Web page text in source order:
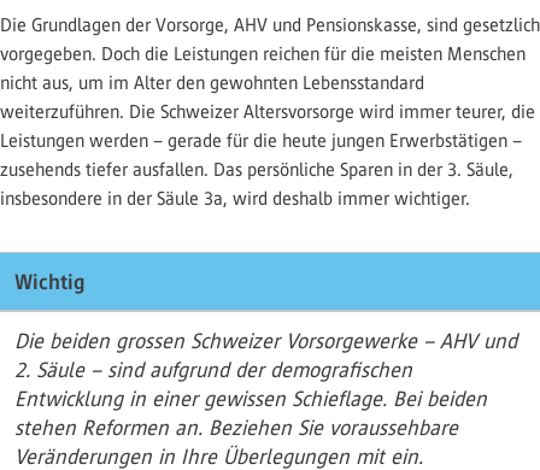
Die Grundlagen der Vorsorge, AHV und Pensionskasse, sind gesetzlich
vorgegeben. Doch die Leistungen reichen für die meisten Menschen
nicht aus, um im Alter den gewohnten Lebensstandard
weiterzuführen. Die Schweizer Altersvorsorge wird immer teurer, die
Leistungen werden – gerade für die heute jungen Erwerbstätigen –
zusehends tiefer ausfallen. Das persönliche Sparen in der 3. Säule,
insbesondere in der Säule 3a, wird deshalb immer wichtiger.
Wichtig
Die beiden grossen Schweizer Vorsorgewerke – AHV und
2. Säule – sind aufgrund der demografischen
Entwicklung in einer gewissen Schieflage. Bei beiden
stehen Reformen an. Beziehen Sie voraussehbare
Veränderungen in Ihre Überlegungen mit ein.